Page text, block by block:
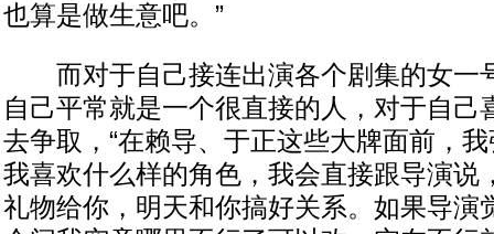
也算是做生意吧。”
而对于自己接连出演各个剧集的女一
自己平常就是一个很直接的人，对于自己
去争取，“在赖导、于正这些大牌面前，
我喜欢什么样的角色，我会直接跟导演说
礼物给你，明天和你搞好关系。如果导演